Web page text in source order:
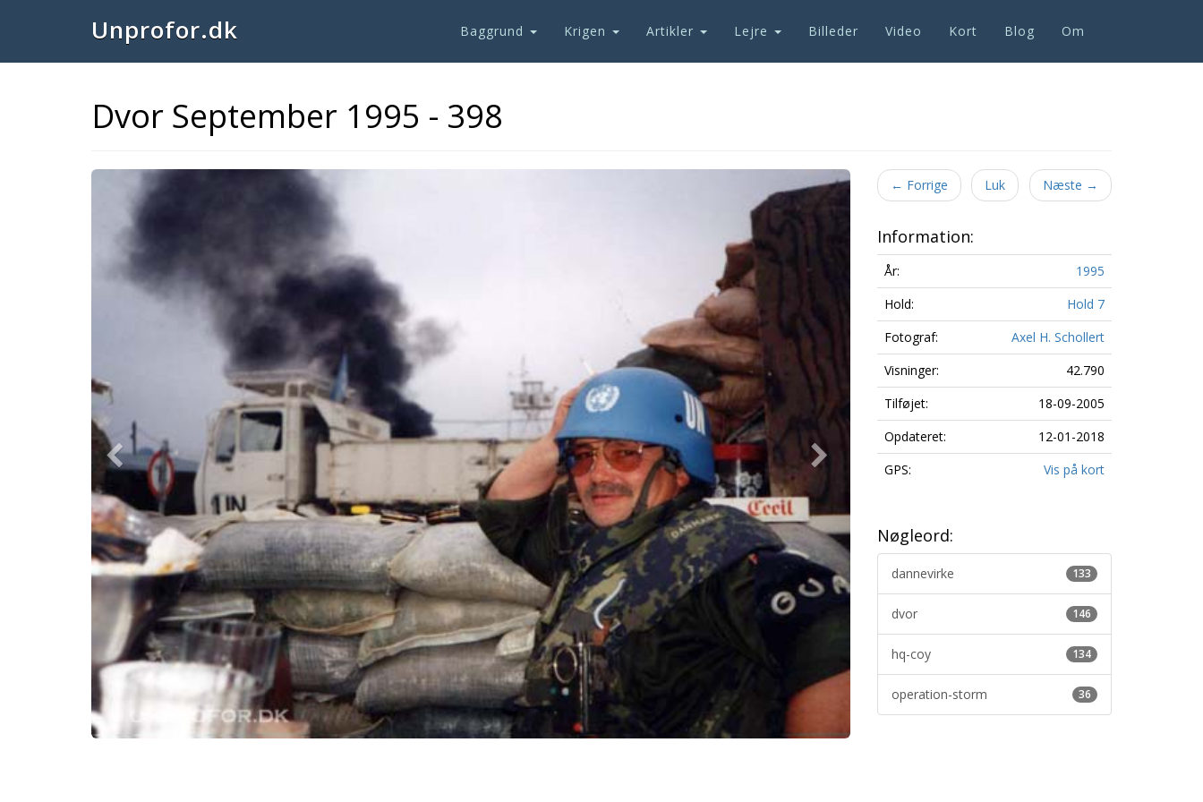
Unprofor.dk Baggrund Krigen Artikler Lejre Billeder Video Kort Blog Om
Dvor September 1995 - 398
Previous ← Forrige Luk Næste →
Information:
År:
1995
Hold:
Hold 7
Fotograf:
Axel H. Schollert
Visninger:
42.790
Tilføjet:
18-09-2005
Opdateret:
12-01-2018
GPS:
Vis på kort
Nøgleord:
133
dannevirke
146
dvor
134
hq-coy
36
operation-storm